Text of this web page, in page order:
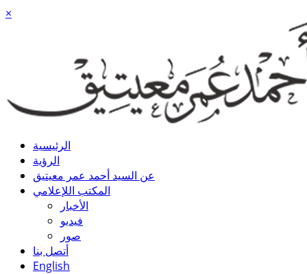
×
الرئيسية
الرؤية
عن السيد أحمد عمر معيتيق
المكتب اللإعلامي
الأخبار
فيديو
صور
أتصل بنا
English